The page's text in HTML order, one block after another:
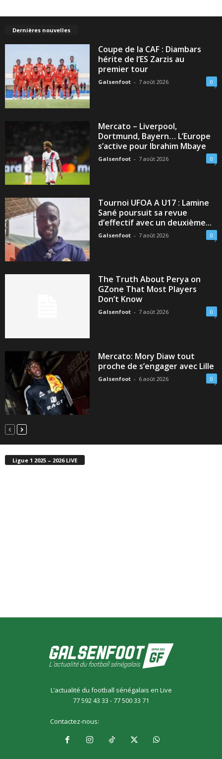
Dernières nouvelles
Coupe de la CAF : Diambars
hérite de l’ES Zarzis au
premier tour
Galsenfoot - 7 août 2026 0
Mercato – Liverpool,
Dortmund, Bayern… L’Europe
s’active pour Ibrahim Mbaye
Galsenfoot - 7 août 2026 0
Tournoi UFOA A U17 : Lamine
Sané poursuit sa revue
d’effectif avec un deuxième...
Galsenfoot - 7 août 2026 0
The Truth About Perya on
GZone That Most Players
Don’t Know
Galsenfoot - 7 août 2026 0
Mercato: Mory Diaw tout
proche de s’engager avec Lille
Galsenfoot - 6 août 2026 0
Ligue 1 2025 – 2026 LIVE
L’actualité du football sénégalais en Live
77 592 43 33 - 77 500 33 71
Contactez-nous: